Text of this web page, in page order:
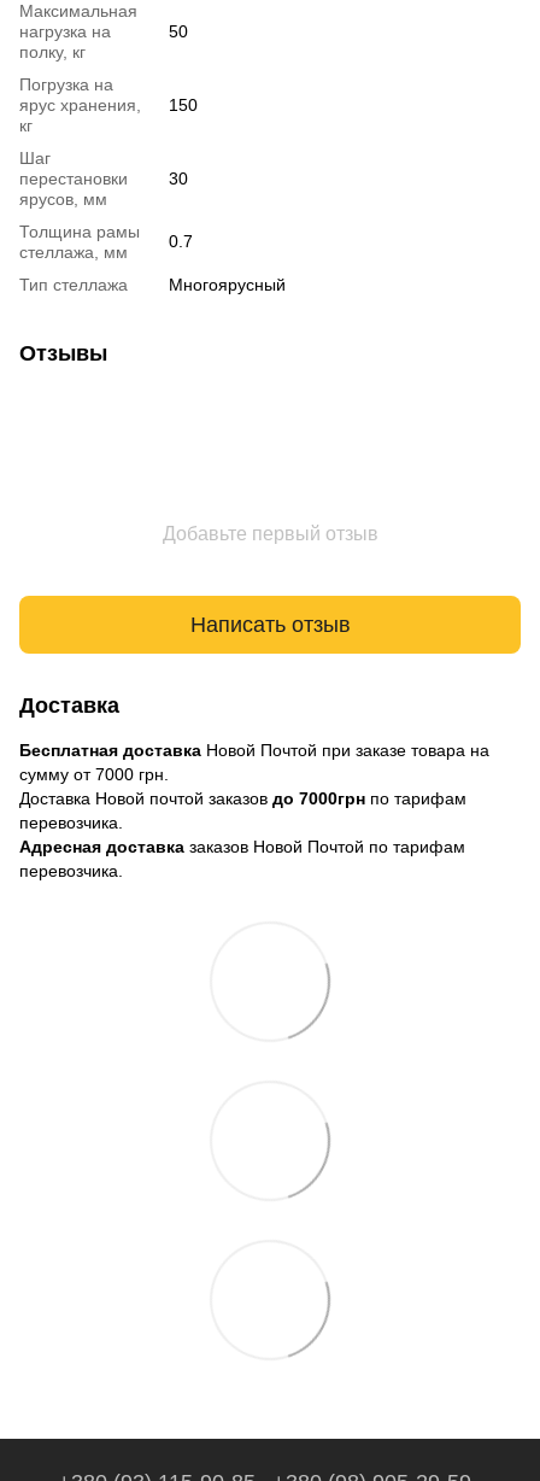
Максимальная
нагрузка на
полку, кг
50
Погрузка на
ярус хранения,
кг
150
Шаг
перестановки
ярусов, мм
30
Толщина рамы
стеллажа, мм
0.7
Тип стеллажа Многоярусный
Отзывы
Добавьте первый отзыв
Написать отзыв
Доставка
Бесплатная доставка Новой Почтой при заказе товара на
сумму от 7000 грн.
Доставка Новой почтой заказов до 7000грн по тарифам
перевозчика.
Адресная доставка заказов Новой Почтой по тарифам
перевозчика.